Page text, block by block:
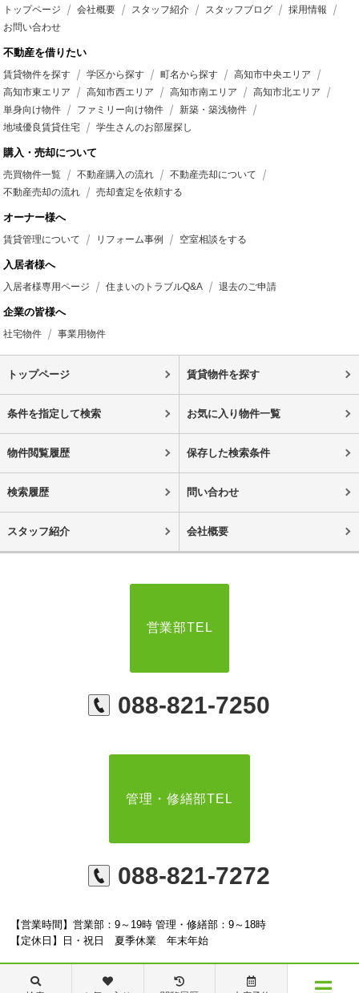
トップページ 会社概要 スタッフ紹介 スタッフブログ
採用情報
お問い合わせ
不動産を借りたい
賃貸物件を探す 学区から探す 町名から探す
高知市中央エリア
高知市東エリア
高知市西エリア 高知市南エリア
高知市北エリア
単身向け物件
ファミリー向け物件
新築・築浅物件
地域優良賃貸住宅
学生さんのお部屋探し
購入・売却について
売買物件一覧 不動産購入の流れ
不動産売却について
不動産売却の流れ
売却査定を依頼する
オーナー様へ
賃貸管理について リフォーム事例 空室相談をする
入居者様へ
入居者様専用ページ 住まいのトラブルQ&A 退去のご申請
企業の皆様へ
社宅物件 事業用物件
トップページ 賃貸物件を探す
条件を指定して検索 お気に入り物件一覧
物件閲覧履歴 保存した検索条件
検索履歴 問い合わせ
スタッフ紹介 会社概要
営業部TEL
088-821-7250
管理・修繕部TEL
088-821-7272
【営業時間】営業部：9～19時 管理・修繕部：9～18時
【定休日】日・祝日 夏季休業 年末年始